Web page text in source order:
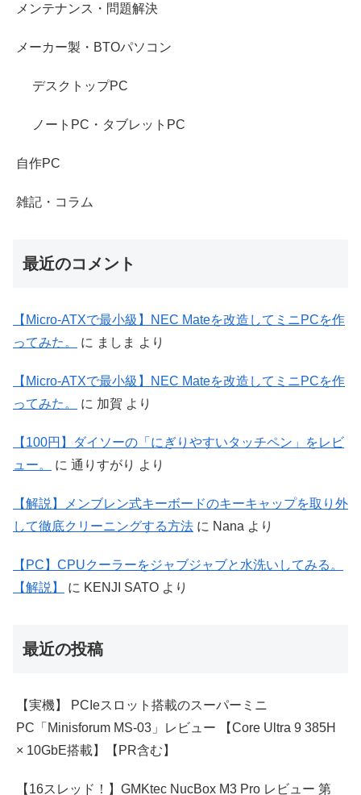
メンテナンス・問題解決
メーカー製・BTOパソコン
デスクトップPC
ノートPC・タブレットPC
自作PC
雑記・コラム
最近のコメント
【Micro-ATXで最小級】NEC Mateを改造してミニPCを作
ってみた。
に ましま より
【Micro-ATXで最小級】NEC Mateを改造してミニPCを作
ってみた。
に 加賀 より
【100円】ダイソーの「にぎりやすいタッチペン」をレビ
ュー。
に 通りすがり より
【解説】メンブレン式キーボードのキーキャップを取り外
して徹底クリーニングする方法 に Nana より
【PC】CPUクーラーをジャブジャブと水洗いしてみる。
【解説】
に KENJI SATO より
最近の投稿
【実機】 PCIeスロット搭載のスーパーミニ
PC「Minisforum MS-03」レビュー 【Core Ultra 9 385H
× 10GbE搭載】【PR含む】
【16スレッド！】GMKtec NucBox M3 Pro レビュー 第